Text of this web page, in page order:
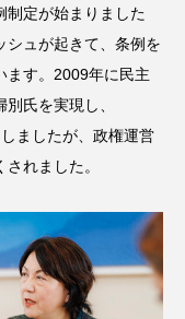
制定が始まりました
シュが起きて、条例を
ます。2009年に民主
氏を実現し、
ましたが、政権運営
れました。